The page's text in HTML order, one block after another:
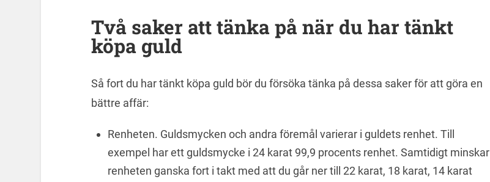
Två saker att tänka på när du har tänkt
köpa guld
Så fort du har tänkt köpa guld bör du försöka tänka på dessa saker för att göra en
bättre affär:
Renheten. Guldsmycken och andra föremål varierar i guldets renhet. Till
exempel har ett guldsmycke i 24 karat 99,9 procents renhet. Samtidigt minskar
renheten ganska fort i takt med att du går ner till 22 karat, 18 karat, 14 karat